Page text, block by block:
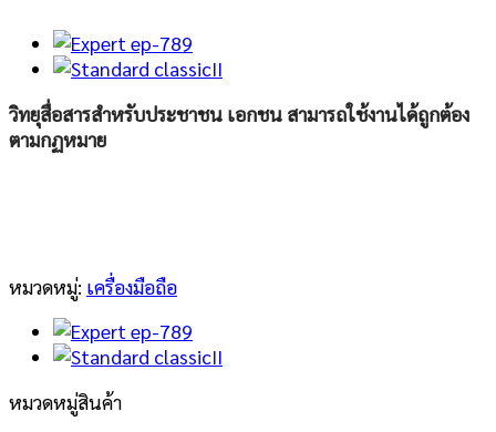
วิทยุสื่อสารสำหรับประชาชน เอกชน สามารถใช้งานได้ถูกต้อง
ตามกฏหมาย
หมวดหมู่: เครื่องมือถือ
หมวดหมู่สินค้า